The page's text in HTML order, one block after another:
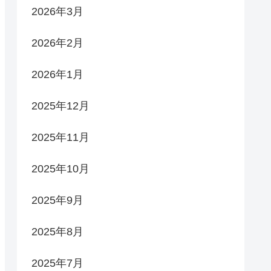
2026年3月
2026年2月
2026年1月
2025年12月
2025年11月
2025年10月
2025年9月
2025年8月
2025年7月